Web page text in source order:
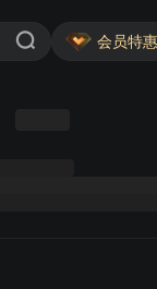
会员特惠